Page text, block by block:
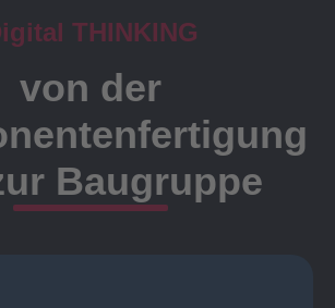
THINKING
von der
Baugruppe